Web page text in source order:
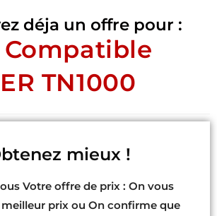
déja un offre pour :
Compatible
TN1000
mieux !
Votre offre de prix : On vous
prix ou On confirme que